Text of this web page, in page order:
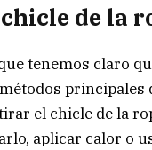
de la
tenemos claro
principales
el chicle de la
aplicar calor o